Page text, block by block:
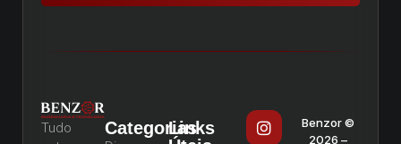
Tudo
Categorias
Links
Benzor ©
2026 –